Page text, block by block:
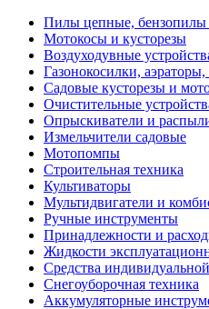
Пилы цепные, бензопилы
Мотокосы и кусторезы
Воздуходувные
Газонокосилки,
Садовые кусторезы и
Очистительные
Опрыскиватели и
Измельчители садовые
Мотопомпы
Строительная техника
Культиваторы
Мультидвигатели и
Ручные инструменты
Принадлежности и
Жидкости
Средства
Снегоуборочная техника
Аккумуляторные